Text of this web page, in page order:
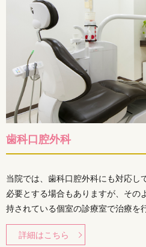
歯科口腔外科
当院では、歯科口腔外科にも対応し
必要とする場合もありますが、その
持されている個室の診療室で治療を
詳細はこちら